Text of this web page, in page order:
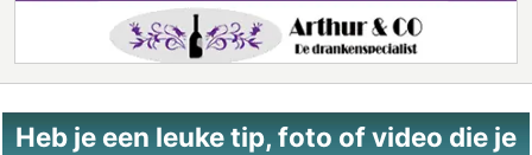
Heb je een leuke tip, foto of video die je